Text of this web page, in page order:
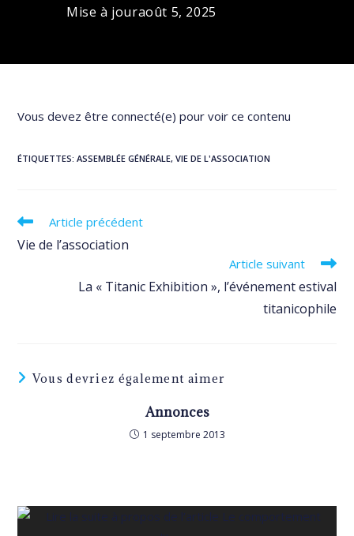
Mise à jouraoût 5, 2025
Vous devez être connecté(e) pour voir ce contenu
ÉTIQUETTES:ASSEMBLÉE GÉNÉRALE, VIE DE L'ASSOCIATION
Read
articles
Article précédent
Vie de l’association
Article suivant
La « Titanic Exhibition », l’événement estival
titanicophile
Vous devriez également aimer
Annonces
1 septembre 2013